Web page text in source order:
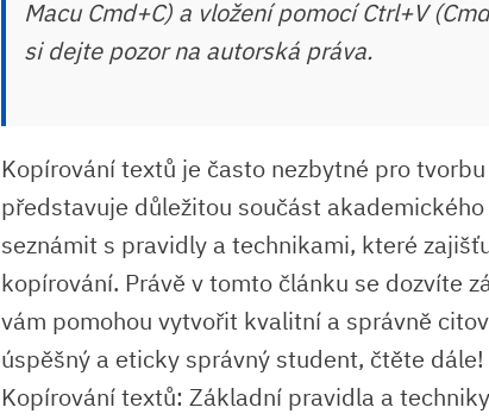
Macu Cmd+C) a vložení pomocí Ctrl+V
si dejte pozor na autorská práva.
Kopírování textů je často nezbytné pro
představuje důležitou součást
seznámit s pravidly a technikami, které
kopírování. Právě v tomto článku se dozvíte
vám pomohou vytvořit kvalitní a správně
úspěšný a eticky správný student, čtěte dále!
Kopírování textů: Základní pravidla a techniky